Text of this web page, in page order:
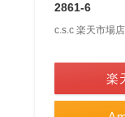
2861-6
c.s.c 楽天市場店
楽